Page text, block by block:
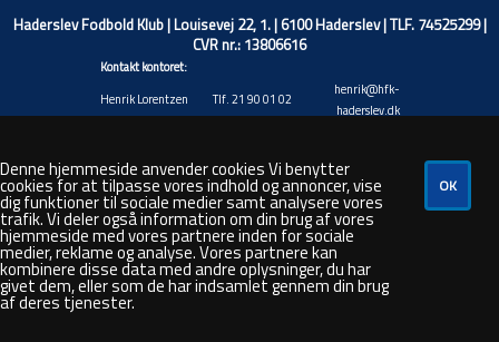
Haderslev Fodbold Klub | Louisevej 22, 1. | 6100 Haderslev | TLF. 74525299 |
CVR nr.: 13806616
Kontakt kontoret:
Henrik Lorentzen
Tlf. 21 90 01 02
henrik@hfk-
haderslev.dk
Jacob Valentin
Andresen
Tlf. 20 88 92 20
jacob@hfk-
haderslev.dk
Rasmus André
Hansen
Tlf. 48 80 50 26
rasmus@hfk-
haderslev.dk
Steven Bork
Tlf. 66 44 35 87
steven@hfk-
haderslev.dk
Denne hjemmeside anvender cookies Vi benytter
cookies for at tilpasse vores indhold og annoncer, vise
dig funktioner til sociale medier samt analysere vores
trafik. Vi deler også information om din brug af vores
hjemmeside med vores partnere inden for sociale
medier, reklame og analyse. Vores partnere kan
kombinere disse data med andre oplysninger, du har
givet dem, eller som de har indsamlet gennem din brug
af deres tjenester.